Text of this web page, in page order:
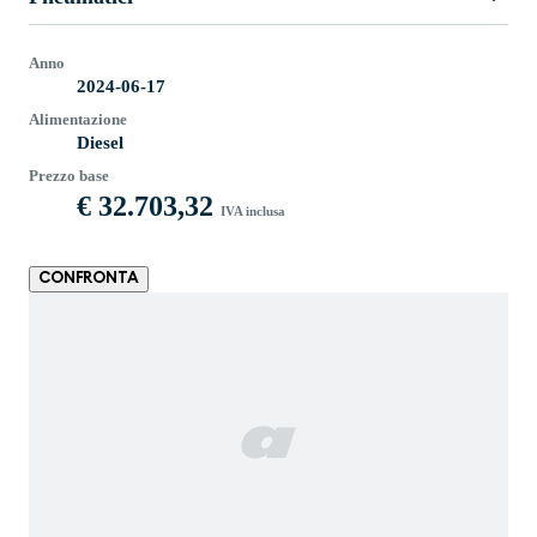
Anno
2024-06-17
Alimentazione
Diesel
Prezzo base
€ 32.703,32 IVA inclusa
CONFRONTA